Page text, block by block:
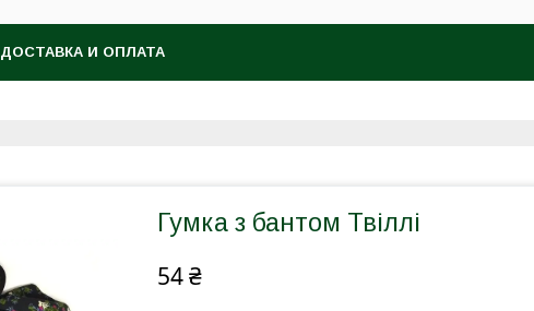
ДОСТАВКА И ОПЛАТА
Гумка з бантом Твіллі
54 ₴